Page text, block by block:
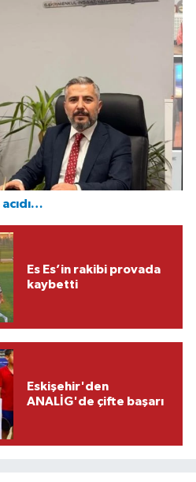
Es Es’in rakibi provada
kaybetti
Eskişehir'den
ANALİG'de çifte başarı